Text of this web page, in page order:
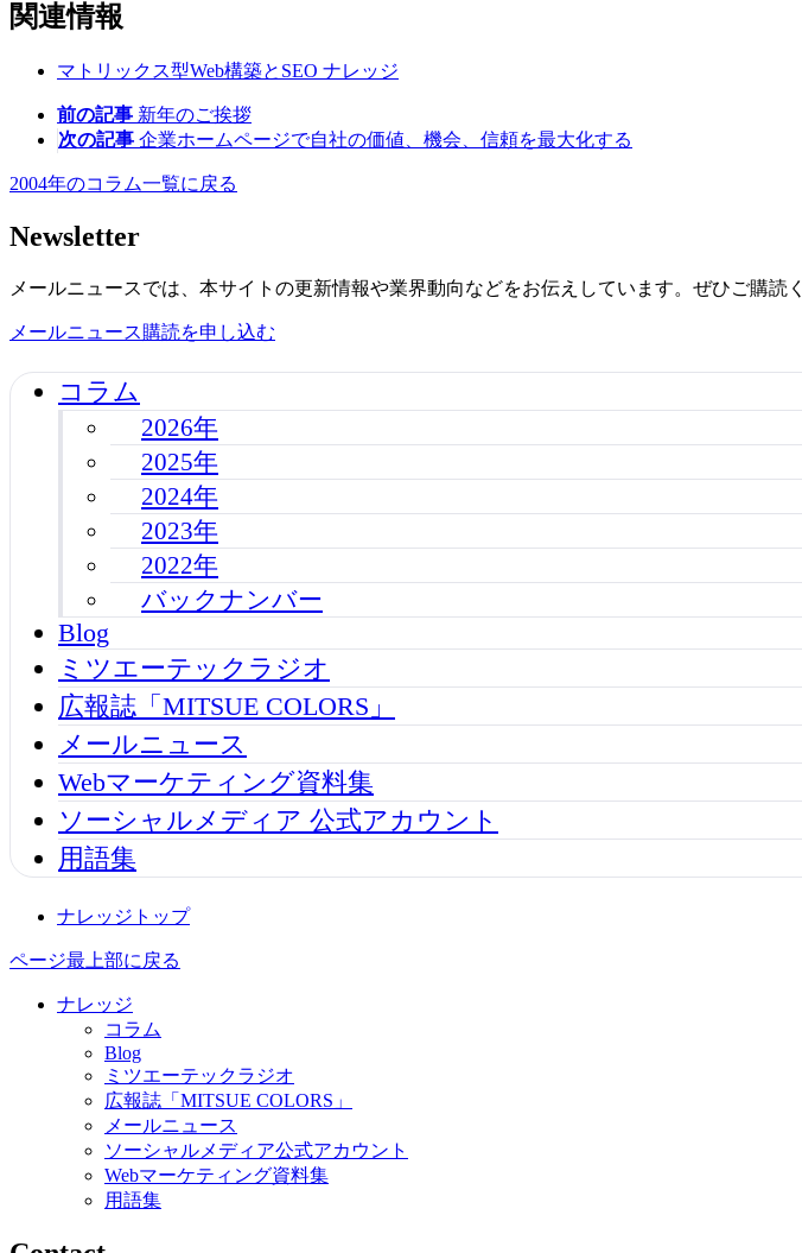
関連情報
マトリックス型Web構築とSEO ナレッジ
前の記事 新年のご挨拶
次の記事 企業ホームページで自社の価値、機会、信頼を最大化する
2004年のコラム一覧に戻る
Newsletter
メールニュースでは、本サイトの更新情報や業界動向などをお伝えしています。ぜひご購読
メールニュース購読を申し込む
コラム
2026年
2025年
2024年
2023年
2022年
バックナンバー
Blog
ミツエーテックラジオ
広報誌「MITSUE COLORS」
メールニュース
Webマーケティング資料集
ソーシャルメディア 公式アカウント
用語集
ナレッジトップ
ページ最上部に戻る
ナレッジ
コラム
Blog
ミツエーテックラジオ
広報誌「MITSUE COLORS」
メールニュース
ソーシャルメディア公式アカウント
Webマーケティング資料集
用語集